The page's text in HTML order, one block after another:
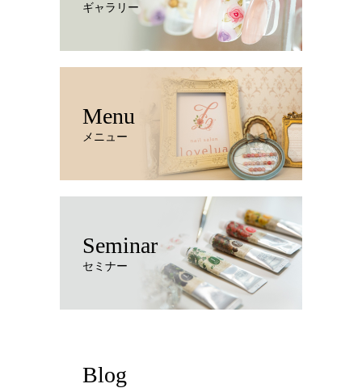
ギャラリー
Menu
メニュー
Seminar
セミナー
Blog